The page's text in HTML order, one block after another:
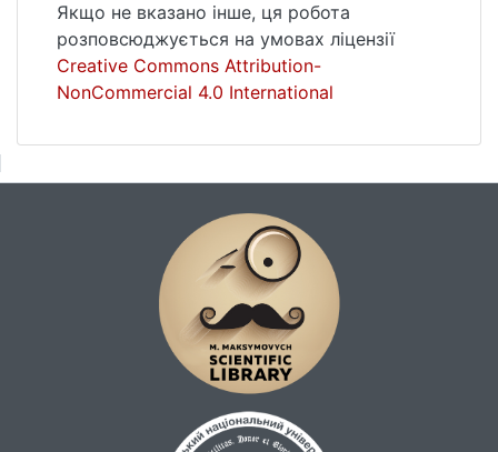
Якщо не вказано інше, ця робота
розповсюджується на умовах ліцензії
Creative Commons Attribution-
NonCommercial 4.0 International